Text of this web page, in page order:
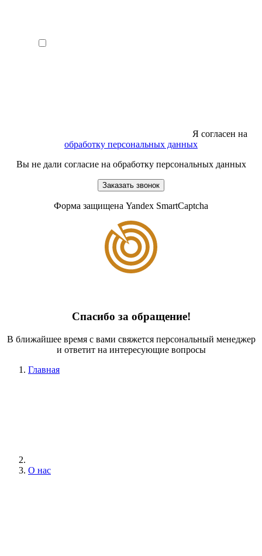
Я согласен на
обработку персональных данных
Вы не дали согласие на обработку персональных данных
Заказать звонок
Форма защищена Yandex SmartCaptcha
Спасибо за обращение!
В ближайшее время с вами свяжется персональный менеджер
и ответит на интересующие вопросы
Главная
О нас